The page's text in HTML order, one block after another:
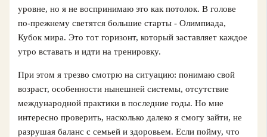
уровне, но я не воспринимаю это как потолок. В голове
по‑прежнему светятся большие старты - Олимпиада,
Кубок мира. Это тот горизонт, который заставляет каждое
утро вставать и идти на тренировку.
При этом я трезво смотрю на ситуацию: понимаю свой
возраст, особенности нынешней системы, отсутствие
международной практики в последние годы. Но мне
интересно проверить, насколько далеко я смогу зайти, не
разрушая баланс с семьей и здоровьем. Если пойму, что